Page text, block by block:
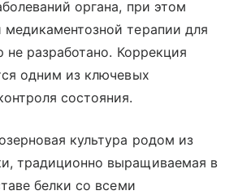
органа, при этом
терапии для
не разработано. Коррекция
одним из ключевых
состояния.
культура родом из
традиционно выращиваемая в
белки со всеми